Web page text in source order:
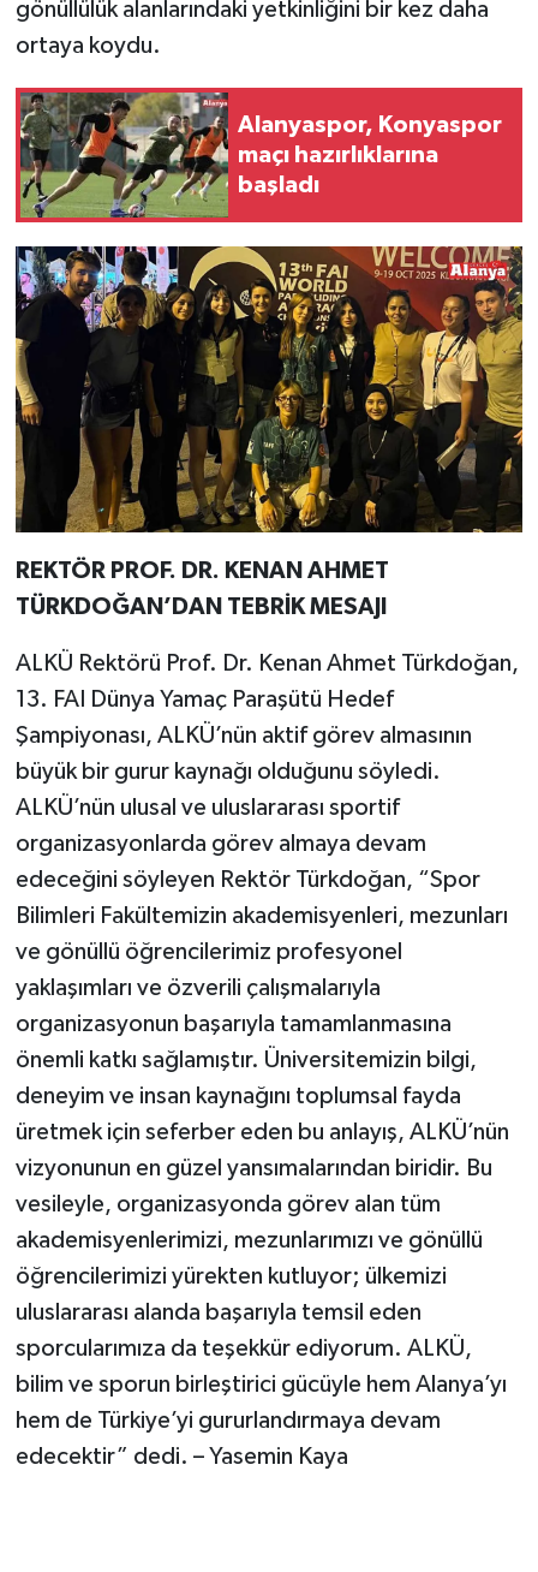
gönüllülük alanlarındaki yetkinliğini bir kez daha
ortaya koydu.
Alanyaspor, Konyaspor
maçı hazırlıklarına
başladı
REKTÖR PROF. DR. KENAN AHMET
TÜRKDOĞAN’DAN TEBRİK MESAJI
ALKÜ Rektörü Prof. Dr. Kenan Ahmet Türkdoğan,
13. FAI Dünya Yamaç Paraşütü Hedef
Şampiyonası, ALKÜ’nün aktif görev almasının
büyük bir gurur kaynağı olduğunu söyledi.
ALKÜ’nün ulusal ve uluslararası sportif
organizasyonlarda görev almaya devam
edeceğini söyleyen Rektör Türkdoğan, “Spor
Bilimleri Fakültemizin akademisyenleri, mezunları
ve gönüllü öğrencilerimiz profesyonel
yaklaşımları ve özverili çalışmalarıyla
organizasyonun başarıyla tamamlanmasına
önemli katkı sağlamıştır. Üniversitemizin bilgi,
deneyim ve insan kaynağını toplumsal fayda
üretmek için seferber eden bu anlayış, ALKÜ’nün
vizyonunun en güzel yansımalarından biridir. Bu
vesileyle, organizasyonda görev alan tüm
akademisyenlerimizi, mezunlarımızı ve gönüllü
öğrencilerimizi yürekten kutluyor; ülkemizi
uluslararası alanda başarıyla temsil eden
sporcularımıza da teşekkür ediyorum. ALKÜ,
bilim ve sporun birleştirici gücüyle hem Alanya’yı
hem de Türkiye’yi gururlandırmaya devam
edecektir” dedi. – Yasemin Kaya